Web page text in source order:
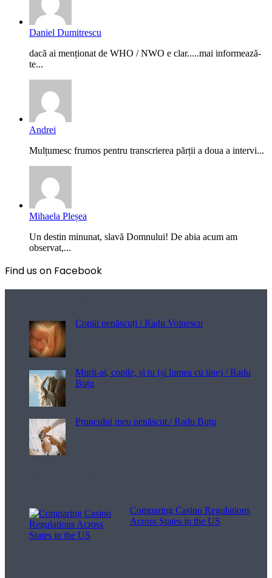
Daniel Dumitrescu
dacă ai menționat de WHO / NWO e clar.....mai informează-
te...
Andrei
Mulțumesc frumos pentru transcrierea părții a doua a intervi...
Mihaela Pleșea
Un destin minunat, slavă Domnului! De abia acum am
observat,...
Find us on Facebook
Copiii nenăscuți / Radu Voinescu
Murit-ai, copile, și tu (și lumea cu tine) / Radu
Buțu
Pruncului meu nenăscut / Radu Buțu
Comparing Casino Regulations
Across States in the US